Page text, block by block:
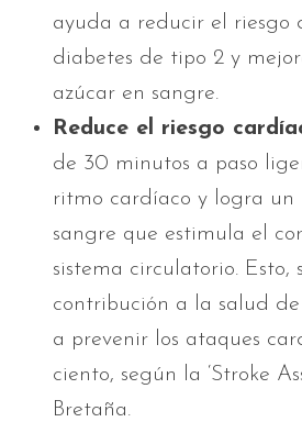
ayuda a reducir el riesgo
diabetes de tipo 2 y
azúcar en sangre.
Reduce el riesgo
de 30 minutos a paso
ritmo cardíaco y logra un
sangre que estimula el
sistema circulatorio. Esto,
contribución a la salud
a prevenir los ataques
ciento, según la ‘Stroke
Bretaña.